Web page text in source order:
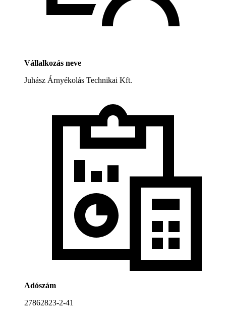
Vállalkozás neve
Juhász Árnyékolás Technikai Kft.
Adószám
27862823-2-41